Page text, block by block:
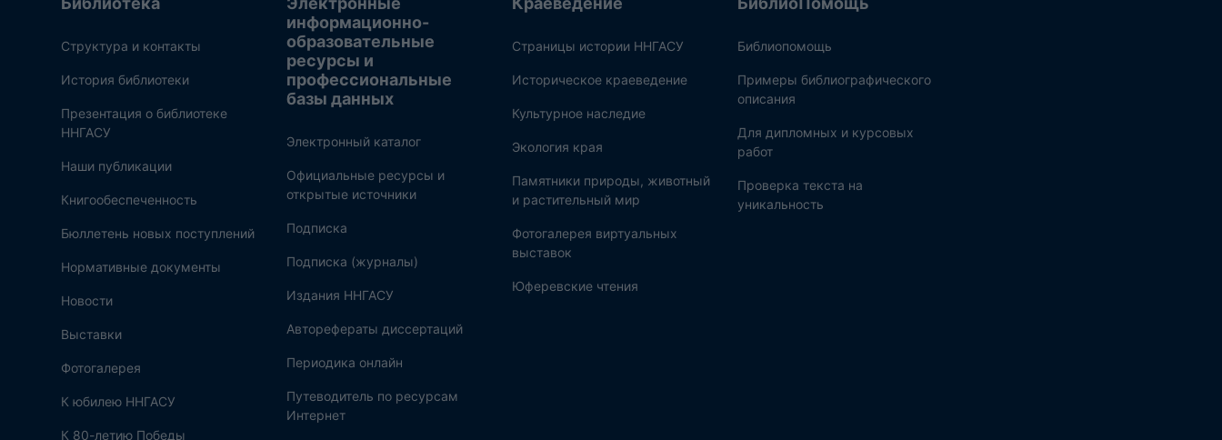
Структура и контакты
История библиотеки
Презентация о библиотеке
ННГАСУ
Наши публикации
Книгообеспеченность
Бюллетень новых поступлений
Нормативные документы
Новости
Выставки
Фотогалерея
К юбилею ННГАСУ
К 80-летию Победы
информационно-
образовательные
ресурсы и
профессиональные
базы данных
Электронный каталог
Официальные ресурсы и
открытые источники
Подписка
Подписка (журналы)
Издания ННГАСУ
Авторефераты диссертаций
Периодика онлайн
Путеводитель по ресурсам
Интернет
Страницы истории ННГАСУ
Историческое краеведение
Культурное наследие
Экология края
Памятники природы, животный
и растительный мир
Фотогалерея виртуальных
выставок
Юферевские чтения
Библиопомощь
Примеры библиографического
описания
Для дипломных и курсовых
работ
Проверка текста на
уникальность